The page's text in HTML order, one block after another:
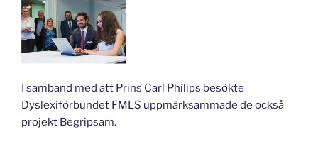
I samband med att Prins Carl Philips besökte
Dyslexiförbundet FMLS uppmärksammade de också
projekt Begripsam.